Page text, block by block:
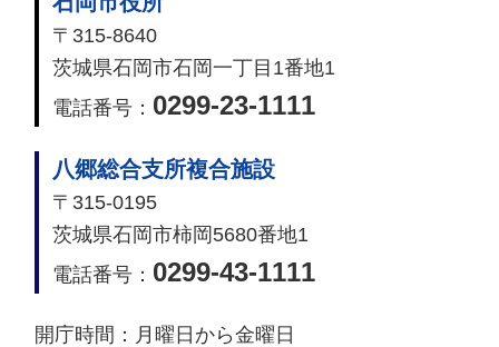
〒315-8640
茨城県石岡市石岡一丁目1番地1
電話番号： 0299-23-1111
八郷総合支所複合施設
〒315-0195
茨城県石岡市柿岡5680番地1
電話番号： 0299-43-1111
開庁時間： 月曜日から金曜日